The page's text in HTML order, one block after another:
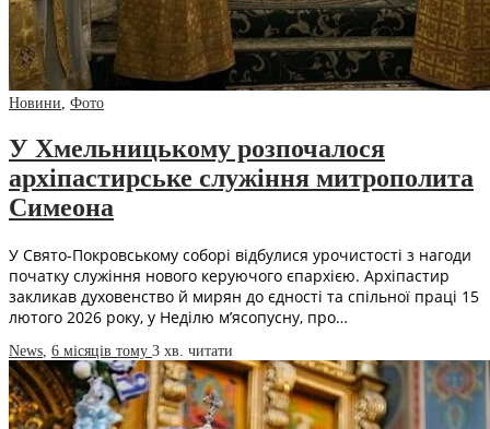
Новини, Фото
У Хмельницькому розпочалося
архіпастирське служіння митрополита
Симеона
У Свято-Покровському соборі відбулися урочистості з нагоди
початку служіння нового керуючого єпархією. Архіпастир
закликав духовенство й мирян до єдності та спільної праці 15
лютого 2026 року, у Неділю м’ясопусну, про…
News, 6 місяців тому 3 хв. читати